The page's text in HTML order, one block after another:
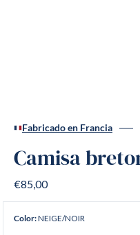
Fabricado en Francia
Camisa
€85,00
Color:NEIGE/NOIR